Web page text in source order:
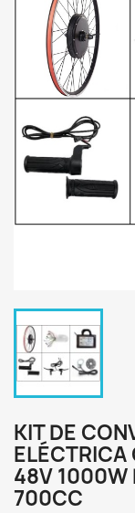
KIT DE
ELÉCTRICA
48V 1000W
700CC